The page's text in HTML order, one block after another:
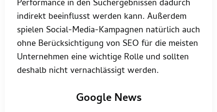
Performance in den Suchergebnissen dadurch
indirekt beeinflusst werden kann. Außerdem
spielen Social-Media-Kampagnen natürlich auch
ohne Berücksichtigung von SEO für die meisten
Unternehmen eine wichtige Rolle und sollten
deshalb nicht vernachlässigt werden.
Google News